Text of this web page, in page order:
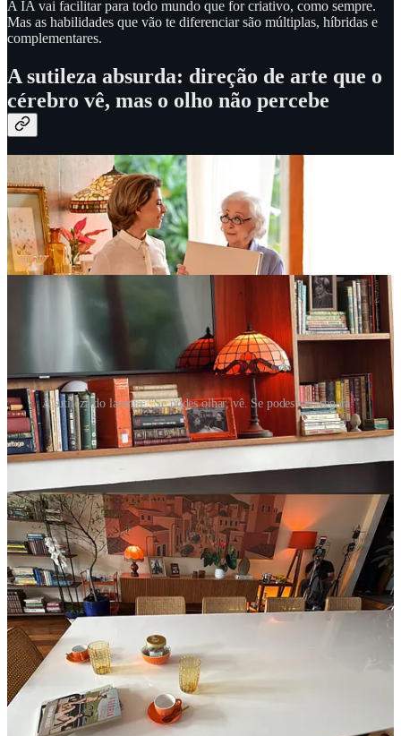
A IA vai facilitar para todo mundo que for criativo, como sempre.
Mas as habilidades que vão te diferenciar são múltiplas, híbridas e
complementares.
A sutileza absurda: direção de arte que o
cérebro vê, mas o olho não percebe
A sutileza do laranja: "Se podes olhar, vê. Se podes ver, repara."
Tem uma coisa que me deixou de queixo caído nessa produção, e
que poucos fotógrafos estão prestando atenção hoje em dia:
sutileza da direção de arte
A marca do Itaú é laranja. Todo mundo sabe. Mas ao invés de enfiar
o logo na cara do espectador, a equipe de arte construiu uma
atmosfera laranja que seu cérebro percebe, mas seus olhos mal
identificam conscientemente:
Porta-retratos com moldura laranja
Quadros com elementos alaranjados
Livros com lombadas cor de tangerina
Acessórios de decoração em tons terrosos e quentes
A própria iluminação tinha temperatura de cor mais quente,
pendendo para os alaranjados